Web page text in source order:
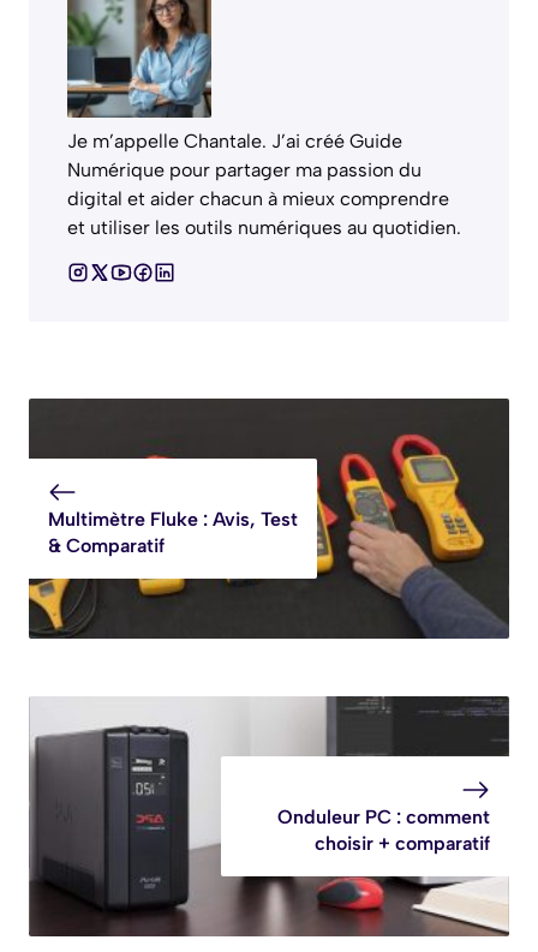
Je m’appelle Chantale. J’ai créé Guide
Numérique pour partager ma passion du
digital et aider chacun à mieux comprendre
et utiliser les outils numériques au quotidien.
Multimètre Fluke : Avis, Test
& Comparatif
Onduleur PC : comment
choisir + comparatif